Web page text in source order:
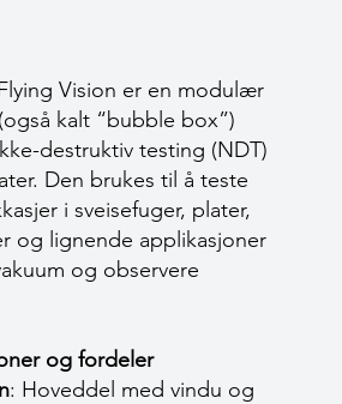
Vision er en modulær
kalt “bubble box”)
destruktiv testing (NDT)
Den brukes til å teste
i sveisefuger, plater,
og lignende applikasjoner
og observere
og fordeler
: Hoveddel med vindu og